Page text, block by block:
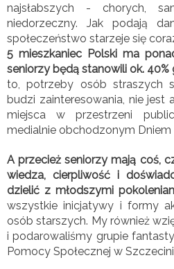
najsłabszych - chorych,
niedorzeczny. Jak podają
społeczeństwo starzeje się
5 mieszkaniec Polski ma
seniorzy będą stanowili ok. 40%
to, potrzeby osób straszych
budzi zainteresowania, nie jest
miejsca w przestrzeni
medialnie obchodzonym Dniem
A przecież seniorzy mają coś,
wiedza, cierpliwość i
dzielić z młodszymi
wszystkie inicjatywy i formy
osób starszych. My również
i podarowaliśmy grupie
Pomocy Społecznej w